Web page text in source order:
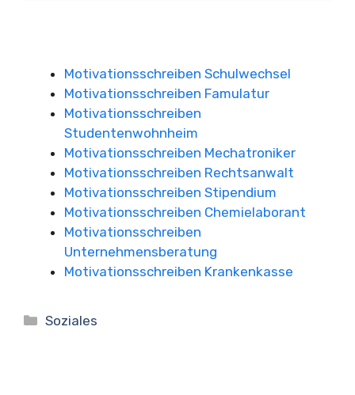
Motivationsschreiben Schulwechsel
Motivationsschreiben Famulatur
Motivationsschreiben
Studentenwohnheim
Motivationsschreiben Mechatroniker
Motivationsschreiben Rechtsanwalt
Motivationsschreiben Stipendium
Motivationsschreiben Chemielaborant
Motivationsschreiben
Unternehmensberatung
Motivationsschreiben Krankenkasse
Kategorien
Soziales